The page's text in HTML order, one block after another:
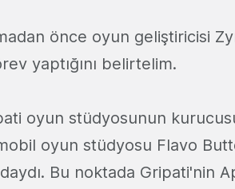
önce oyun geliştiricisi
yaptığını belirtelim.
oyun stüdyosunun
oyun stüdyosu Flavo
Bu noktada Gripati'nin